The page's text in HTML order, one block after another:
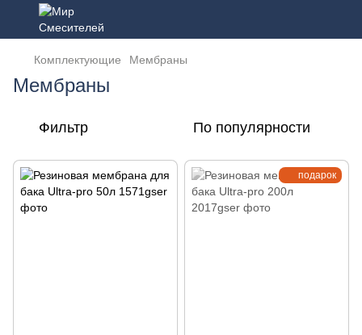
Комплектующие Мембраны
Мембраны
Фильтр По популярности
подарок